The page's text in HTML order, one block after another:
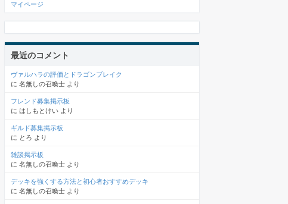
マイページ
最近のコメント
ヴァルハラの評価とドラゴンブレイク
に 名無しの召喚士 より
フレンド募集掲示板
に はしもとけい より
ギルド募集掲示板
に とろ より
雑談掲示板
に 名無しの召喚士 より
デッキを強くする方法と初心者おすすめデッキ
に 名無しの召喚士 より